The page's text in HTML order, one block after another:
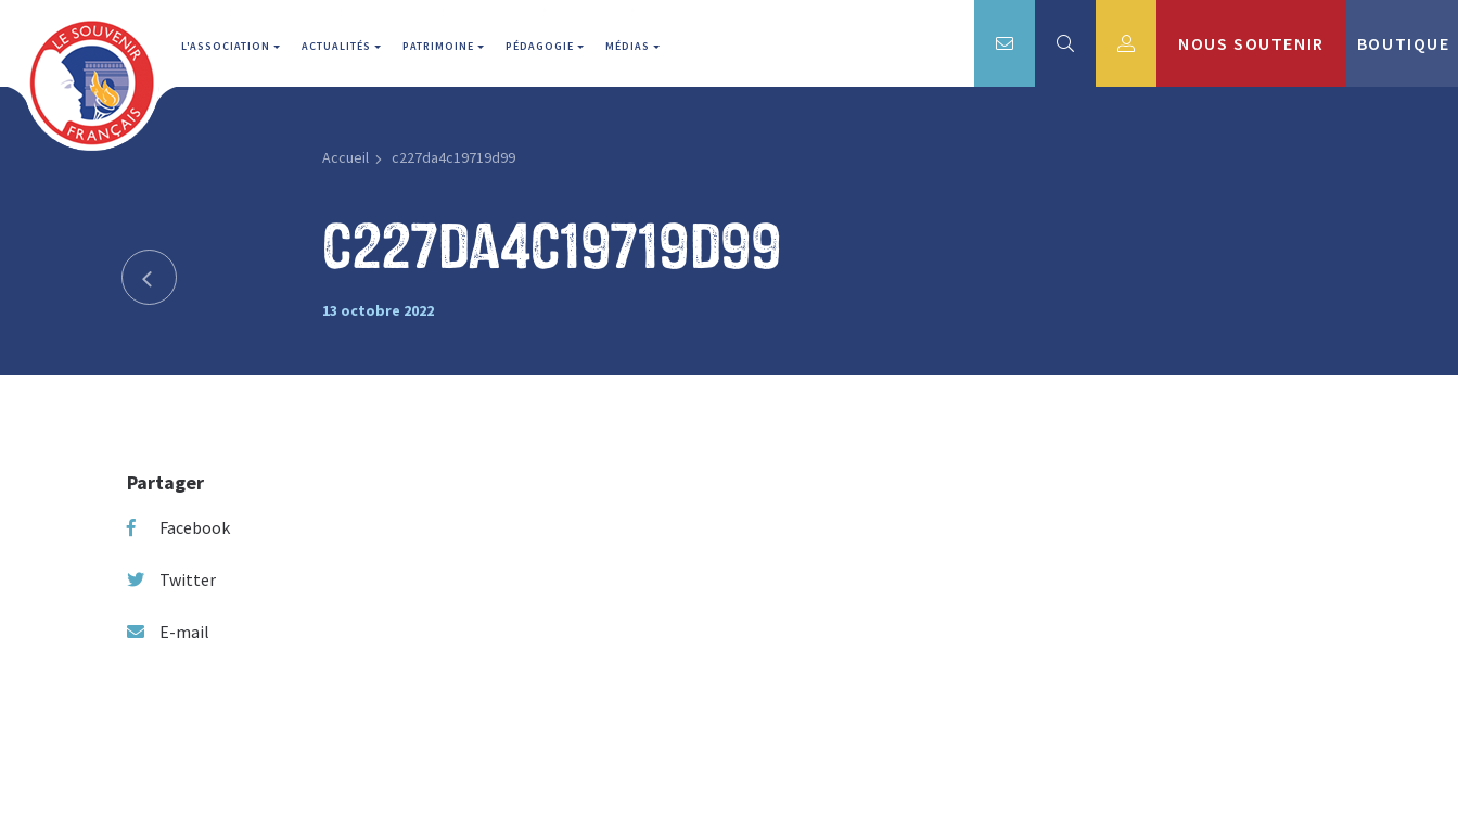
L'ASSOCIATION ACTUALITÉS PATRIMOINE PÉDAGOGIE MÉDIAS NOUS SOUTENIR BOUTIQUE
Accueil c227da4c19719d99
c227da4c19719d99
13 octobre 2022
Partager
Facebook
Twitter
E-mail